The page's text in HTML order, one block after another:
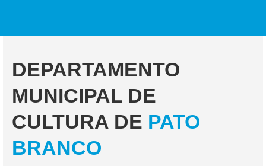
DEPARTAMENTO
MUNICIPAL DE
CULTURA DE PATO
BRANCO